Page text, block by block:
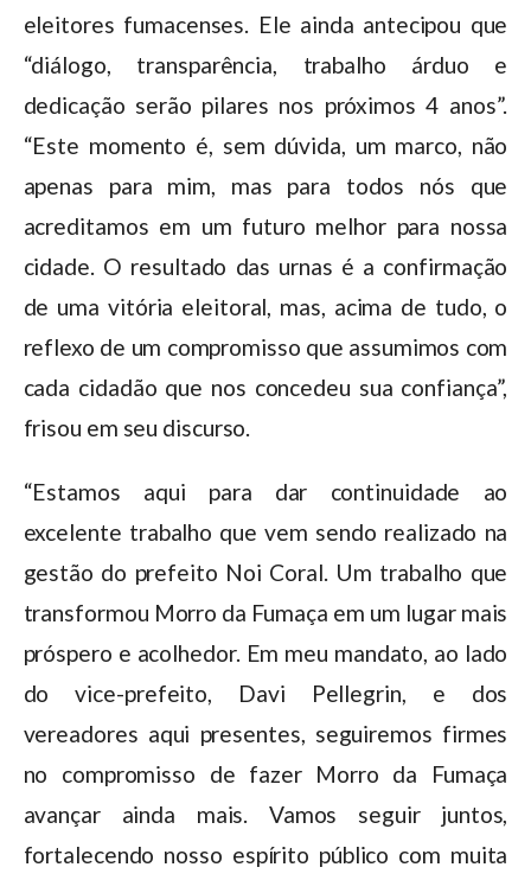
eleitores fumacenses. Ele ainda antecipou que
“diálogo, transparência, trabalho árduo e
dedicação serão pilares nos próximos 4 anos”.
“Este momento é, sem dúvida, um marco, não
apenas para mim, mas para todos nós que
acreditamos em um futuro melhor para nossa
cidade. O resultado das urnas é a confirmação
de uma vitória eleitoral, mas, acima de tudo, o
reflexo de um compromisso que assumimos com
cada cidadão que nos concedeu sua confiança”,
frisou em seu discurso.
“Estamos aqui para dar continuidade ao
excelente trabalho que vem sendo realizado na
gestão do prefeito Noi Coral. Um trabalho que
transformou Morro da Fumaça em um lugar mais
próspero e acolhedor. Em meu mandato, ao lado
do vice-prefeito, Davi Pellegrin, e dos
vereadores aqui presentes, seguiremos firmes
no compromisso de fazer Morro da Fumaça
avançar ainda mais. Vamos seguir juntos,
fortalecendo nosso espírito público com muita